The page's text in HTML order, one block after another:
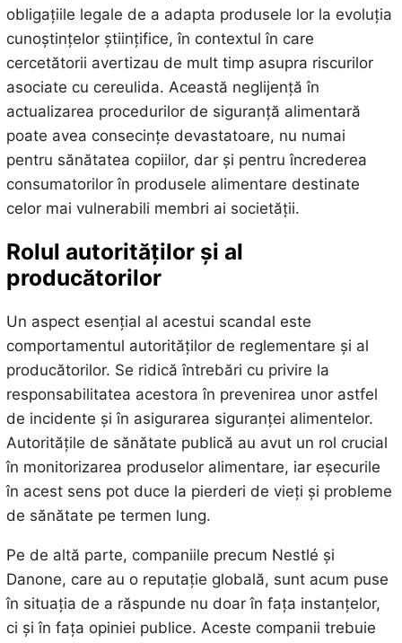
obligațiile legale de a adapta produsele lor la evoluția
cunoștințelor științifice, în contextul în care
cercetătorii avertizau de mult timp asupra riscurilor
asociate cu cereulida. Această neglijență în
actualizarea procedurilor de siguranță alimentară
poate avea consecințe devastatoare, nu numai
pentru sănătatea copiilor, dar și pentru încrederea
consumatorilor în produsele alimentare destinate
celor mai vulnerabili membri ai societății.
Rolul autorităților și al
producătorilor
Un aspect esențial al acestui scandal este
comportamentul autorităților de reglementare și al
producătorilor. Se ridică întrebări cu privire la
responsabilitatea acestora în prevenirea unor astfel
de incidente și în asigurarea siguranței alimentelor.
Autoritățile de sănătate publică au avut un rol crucial
în monitorizarea produselor alimentare, iar eșecurile
în acest sens pot duce la pierderi de vieți și probleme
de sănătate pe termen lung.
Pe de altă parte, companiile precum Nestlé și
Danone, care au o reputație globală, sunt acum puse
în situația de a răspunde nu doar în fața instanțelor,
ci și în fața opiniei publice. Aceste companii trebuie